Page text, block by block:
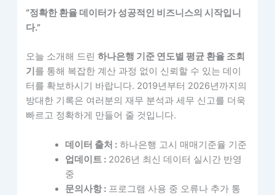
“정확한 환율 데이터가 성공적인 비즈니스의 시작입니
다.”
오늘 소개해 드린하나은행 기준 연도별 평균 환율 조회
기 를 통해 복잡한 계산 과정 없이 신뢰할 수 있는 데이
터를 확보하시기 바랍니다. 2019년부터 2026년까지의
방대한 기록은 여러분의 재무 분석과 세무 신고를 더욱
빠르고 정확하게 만들어 줄 것입니다.
데이터 출처 : 하나은행 고시 매매기준율 기준
업데이트 : 2026년 최신 데이터 실시간 반영
중
문의사항 : 프로그램 사용 중 오류나 추가 통